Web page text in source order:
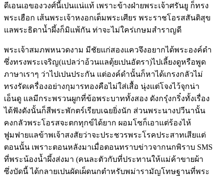
ดีเอนเอของวงศ์นี้เปนแน่แท้ เพราะข้างฝ่ายพระเจ้าศรันยู ก็ทรง
พระเฮือก เส้นพระเจ้าหงอกเต็มพระเศียร พระราชโอรสสันติสุข
แลพระธิดาน้ำผึ้งก็มิแพ้กัน ท่าจะไม่ใคร่เกษมสำราญดี
พระเจ้าสมภพหนวดงาม มีชัยแก่สองแควจึงอยากได้พระองค์ดำ
ซึ่งทรงพระเจริญ(แปลว่าอ้วนแลตุ้ยเปนอัตรา)ไปเลี้ยงดูหรือพูด
ภาษาเราๆ ว่าไปเปนประกัน แต่องค์ดำนั้นก็หาได้เกรงกลัวไม่
ทรงรัดเครื่องอย่างกุมารทองคือไม่ใส่เสื้อ นุ่งแต่โจงไว้จุกน่า
เอ็นดู แลมีกระพรวนผูกที่ข้อพระบาททั้งสอง ดังกรุ๋งกริ๋งทั้งเรื่อง
ได้ฟังดังนั้นก็สีพระพักตร์เรียบเฉยยิ่งนัก ส่วนพระนางปวีนานั้น
คงกลัวพระโอรสจะตกทุกข์ได้ยาก ผอมโซก็เอาแต่ร้องไห้
ฟูมฟายแลข้าพเจ้าสงสัยว่าจะประชวรพระโรคประสาทเสียแต่
ตอนนั้น เพราะตอนหลังมาเมื่อตอนทราบข่าวจากนกพิราบ SMS
ที่พระน้องน้ำผึ้งส่งมา (คนละตัวกับที่ประทานให้แม่ค้าขายผ้า
ซึ่งบัดนี้ ได้กลายเปนผัดเผ็ดนกตำหรับพม่ารามัญโทษฐานที่พระ